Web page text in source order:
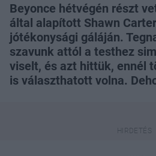
Beyonce hétvégén részt
által alapított Shawn
jótékonysági gáláján.
szavunk attól a testhez
viselt, és azt hittük, ennél
is választhatott volna.